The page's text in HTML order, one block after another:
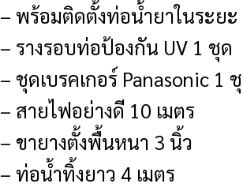
– พร้อมติดตั้งท่อน้ำยาในระยะ
– รางรอบท่อป้องกัน UV 1 ชุด
– ชุดเบรคเกอร์ Panasonic 1
– สายไฟอย่างดี 10 เมตร
– ขายางตั้งพื้นหนา 3 นิ้ว
– ท่อน้ำทิ้งยาว 4 เมตร